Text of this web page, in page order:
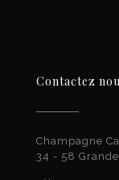
Contactez
Champagne
34 - 58